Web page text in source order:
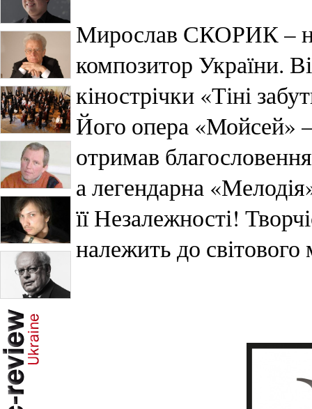
Мирослав СКОРИК –
композитор України.
кінострічки «Тіні
Його опера «Мойсей»
отримав
а легендарна
її Незалежності!
належить до